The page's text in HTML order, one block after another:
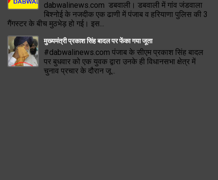
dabwalinews.com डबवाली। डबवाली में गांव जंडवाला
बिश्नोई के नजदीक एक ढाणी में पंजाब व हरियाणा पुलिस की 3
गैंगस्टर के बीच मुठभेड़ हो गई। इस...
मुख्यमंत्री प्रकाश सिंह बादल पर फेंका गया जूता
#dabwalinews.com पंजाब के सीएम प्रकाश सिंह बादल
पर बुधवार को एक युवक द्वारा उनके ही विधानसभा क्षेत्र में
चुनाव प्रचार के दौरान जू...